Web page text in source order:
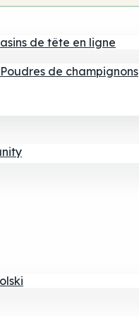
de tête en ligne
Poudres de champignons